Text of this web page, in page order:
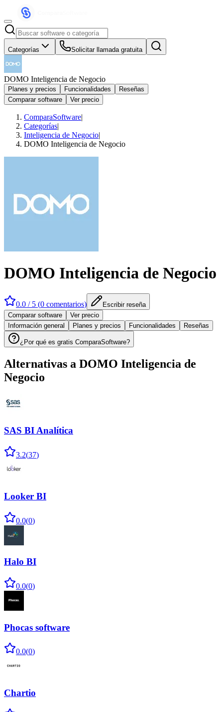
Categorías Solicitar llamada gratuita
DOMO Inteligencia de Negocio
Planes y precios Funcionalidades
Reseñas
Comparar software
Ver precio
ComparaSoftware|
Categorías|
Inteligencia de Negocio|
DOMO Inteligencia de Negocio
DOMO Inteligencia de Negocio
0.0 / 5 (0 comentarios)
Escribir reseña
Comparar software
Ver precio
Información general
Planes y precios Funcionalidades Reseñas
¿Por qué es gratis ComparaSoftware?
Alternativas a DOMO Inteligencia de
Negocio
SAS BI Analítica
3.2(37)
Looker BI
0.0(0)
Halo BI
0.0(0)
Phocas software
0.0(0)
Chartio